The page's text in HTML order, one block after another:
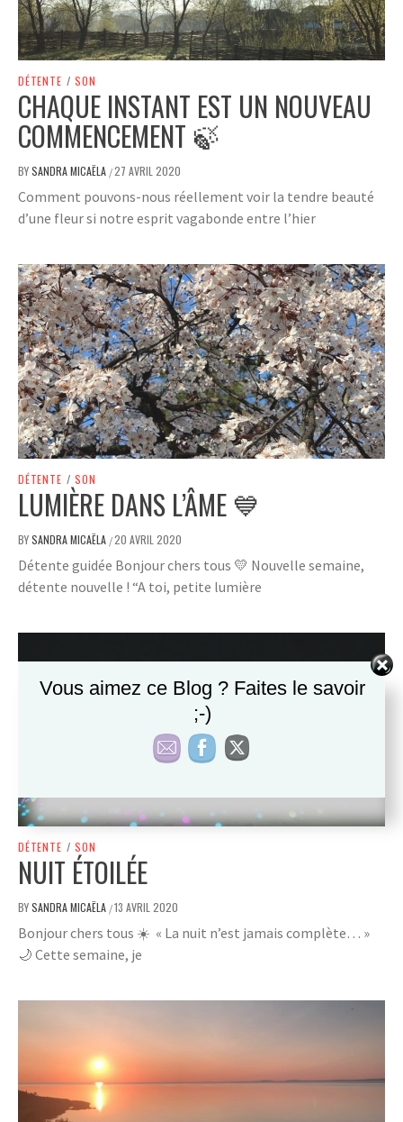
DÉTENTE / SON
CHAQUE INSTANT EST UN NOUVEAU
COMMENCEMENT 🍃
BYSANDRA MICAËLA /27 AVRIL 2020
Comment pouvons-nous réellement voir la tendre beauté
d’une fleur si notre esprit vagabonde entre l’hier
DÉTENTE / SON
LUMIÈRE DANS L’ÂME 💙
BYSANDRA MICAËLA /20 AVRIL 2020
Détente guidée Bonjour chers tous 💛 Nouvelle semaine,
détente nouvelle ! “A toi, petite lumière
DÉTENTE / SON
NUIT ÉTOILÉE
BYSANDRA MICAËLA /13 AVRIL 2020
Bonjour chers tous ☀️ « La nuit n’est jamais complète… »
🌙 Cette semaine, je
Vous aimez ce Blog ? Faites le savoir
;-)